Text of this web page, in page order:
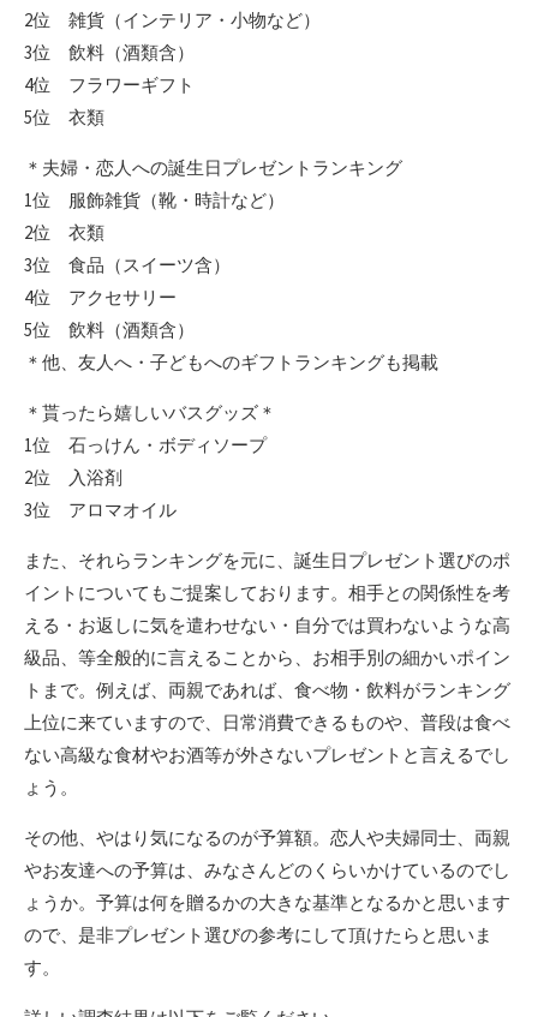
2位 雑貨（インテリア・小物など）
3位 飲料（酒類含）
4位 フラワーギフト
5位 衣類
＊夫婦・恋人への誕生日プレゼントランキング
1位 服飾雑貨（靴・時計など）
2位 衣類
3位 食品（スイーツ含）
4位 アクセサリー
5位 飲料（酒類含）
＊他、友人へ・子どもへのギフトランキングも掲載
＊貰ったら嬉しいバスグッズ＊
1位 石っけん・ボディソープ
2位 入浴剤
3位 アロマオイル
また、それらランキングを元に、誕生日プレゼント選びのポ
イントについてもご提案しております。相手との関係性を考
える・お返しに気を遣わせない・自分では買わないような高
級品、等全般的に言えることから、お相手別の細かいポイン
トまで。例えば、両親であれば、食べ物・飲料がランキング
上位に来ていますので、日常消費できるものや、普段は食べ
ない高級な食材やお酒等が外さないプレゼントと言えるでし
ょう。
その他、やはり気になるのが予算額。恋人や夫婦同士、両親
やお友達への予算は、みなさんどのくらいかけているのでし
ょうか。予算は何を贈るかの大きな基準となるかと思います
ので、是非プレゼント選びの参考にして頂けたらと思いま
す。